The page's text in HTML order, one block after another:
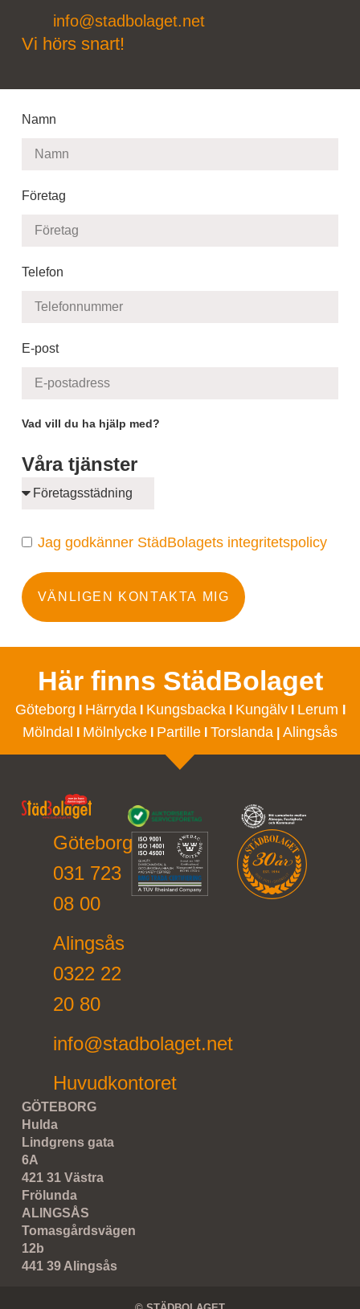
info@stadbolaget.net
Vi hörs snart!
Namn
Företag
Telefon
E-post
Vad vill du ha hjälp med?
Våra tjänster
Jag godkänner StädBolagets integritetspolicy
VÄNLIGEN KONTAKTA MIG
Här finns StädBolaget
Göteborg HärrydaI KungsbackaI KungälvI Lerum
Mölndal Mölnlycke Partille Torslanda Alingsås
Göteborg
031 723
08 00
Alingsås
0322 22
20 80
info@stadbolaget.net
Huvudkontoret
GÖTEBORG
Hulda
Lindgrens gata
6A
421 31 Västra
Frölunda
ALINGSÅS
Tomasgårdsvägen
12b
441 39 Alingsås